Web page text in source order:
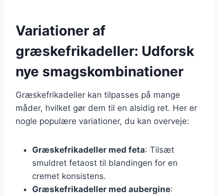
Variationer af
græskefrikadeller: Udforsk
nye smagskombinationer
Græskefrikadeller kan tilpasses på mange
måder, hvilket gør dem til en alsidig ret. Her er
nogle populære variationer, du kan overveje:
Græskefrikadeller med feta: Tilsæt
smuldret fetaost til blandingen for en
cremet konsistens.
Græskefrikadeller med aubergine: